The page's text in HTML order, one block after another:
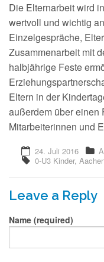
Die Elternarbeit wird
wertvoll und wichtig
Einzelgespräche,
Zusammenarbeit mit
halbjährige Feste
Eltern in der
außerdem über einen
Mitarbeiterinnen und
24. Juli 2016
0-U3 Kinder,
Leave a Reply
Name (required)